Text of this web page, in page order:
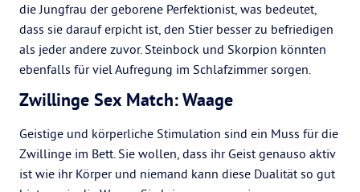
die Jungfrau der geborene Perfektionist, was bedeutet,
dass sie darauf erpicht ist, den Stier besser zu befriedigen
als jeder andere zuvor. Steinbock und Skorpion könnten
ebenfalls für viel Aufregung im Schlafzimmer sorgen.
Zwillinge Sex Match: Waage
Geistige und körperliche Stimulation sind ein Muss für die
Zwillinge im Bett. Sie wollen, dass ihr Geist genauso aktiv
ist wie ihr Körper und niemand kann diese Dualität so gut